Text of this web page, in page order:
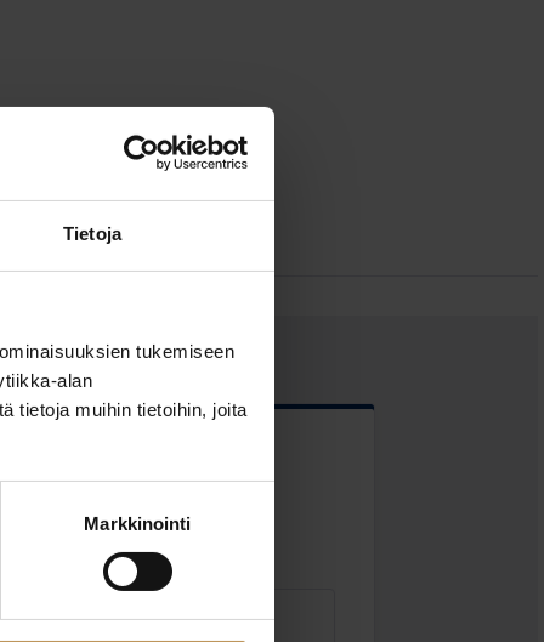
Tietoja
tukemiseen
alan
tietoja muihin tietoihin, joita
Markkinointi